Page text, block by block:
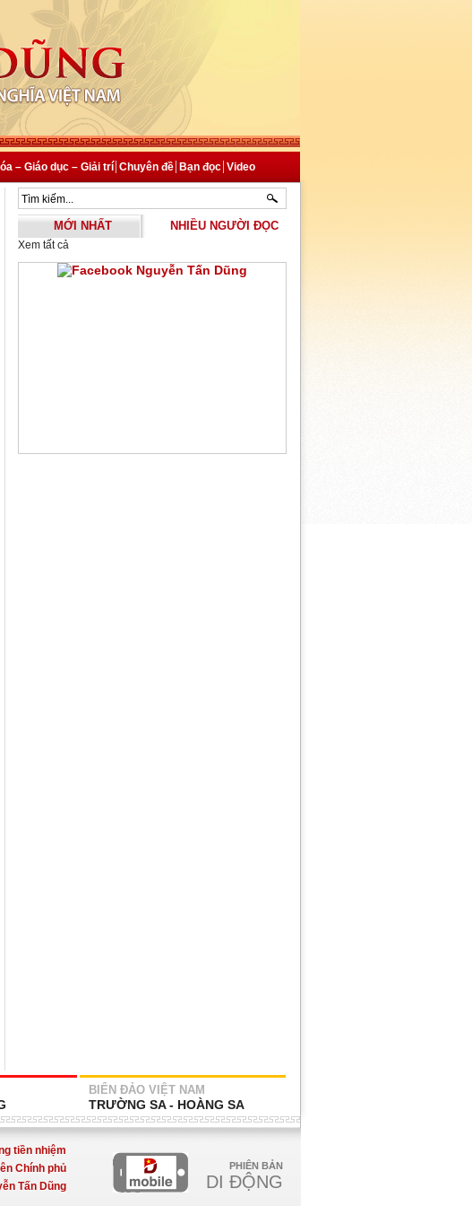
– Giáo dục – Giải trí Chuyên đề Bạn đọc Video
MỚI NHẤT NHIỀU NGƯỜI ĐỌC
Xem tất cả
BIỂN ĐẢO VIỆT NAM
TRƯỜNG SA - HOÀNG SA
tiền nhiệm
Chính phủ
Tấn Dũng
PHIÊN BẢN
DI ĐỘNG